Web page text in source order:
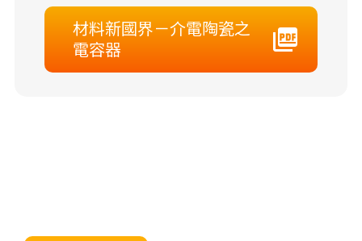
材料新國界－介電陶瓷之
電容器